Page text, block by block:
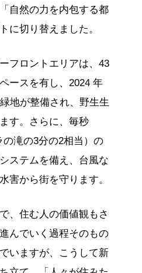
自然の力を内包する都
に切り替えました。
フロントエリアは、43
ースを有し、2024 年
地が整備され、野生生
す。さらに、毎秒
の滝の3分の2相当）の
ステムを備え、台風な
害から街を守ります。
、住む人の価値観もさ
んでいく過程そのもの
いますが、こうして新